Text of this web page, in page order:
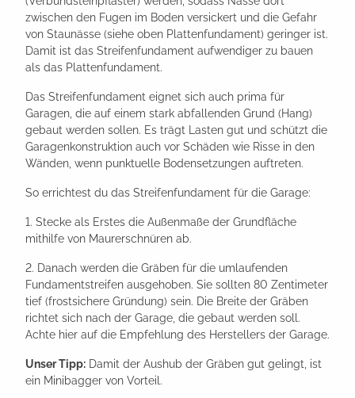
zwischen den Fugen im Boden versickert und die Gefahr
von Staunässe (siehe oben Plattenfundament) geringer ist.
Damit ist das Streifenfundament aufwendiger zu bauen
als das Plattenfundament.
Das Streifenfundament eignet sich auch prima für
Garagen, die auf einem stark abfallenden Grund (Hang)
gebaut werden sollen. Es trägt Lasten gut und schützt die
Garagenkonstruktion auch vor Schäden wie Risse in den
Wänden, wenn punktuelle Bodensetzungen auftreten.
So errichtest du das Streifenfundament für die Garage:
1. Stecke als Erstes die Außenmaße der Grundfläche
mithilfe von Maurerschnüren ab.
2. Danach werden die Gräben für die umlaufenden
Fundamentstreifen ausgehoben. Sie sollten 80 Zentimeter
tief (frostsichere Gründung) sein. Die Breite der Gräben
richtet sich nach der Garage, die gebaut werden soll.
Achte hier auf die Empfehlung des Herstellers der Garage.
Unser Tipp: Damit der Aushub der Gräben gut gelingt, ist
ein Minibagger von Vorteil.